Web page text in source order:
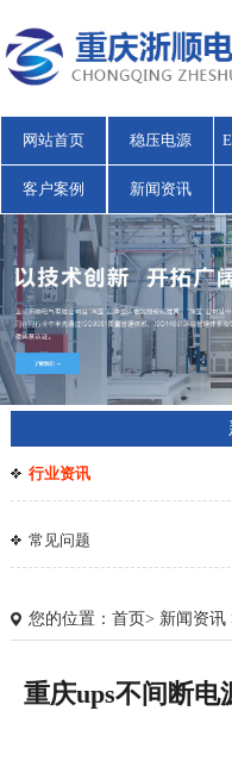
网站首页 稳压电源
客户案例 新闻资讯
行业资讯
常见问题
您的位置： 首页> 新闻资讯
重庆ups不间断